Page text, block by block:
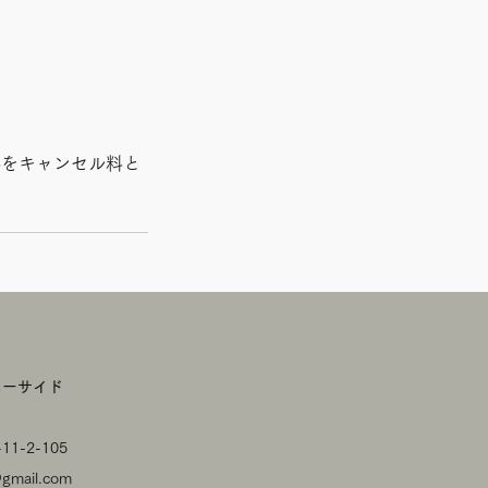
キャンセル料と
サイド
11-2-105